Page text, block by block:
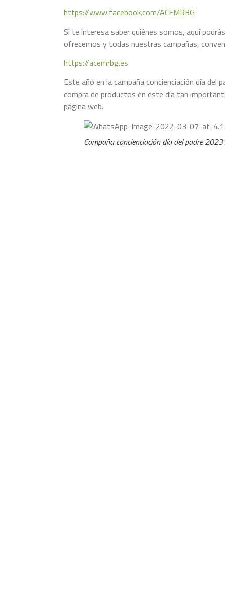
https://www.facebook.com/ACEMRBG
Si te interesa saber quiénes somos, aquí
ofrecemos y todas nuestras campañas,
https://acemrbg.es
Este año en la campaña concienciación día
compra de productos en este día tan
página web.
Campaña concienciación día del padre 2023